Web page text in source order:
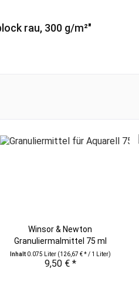
rau, 300 g/m²"
Winsor & Newton
Granuliermalmittel 75 ml
Inhalt 0.075 Liter (126,67 € * / 1 Liter)
9,50 € *